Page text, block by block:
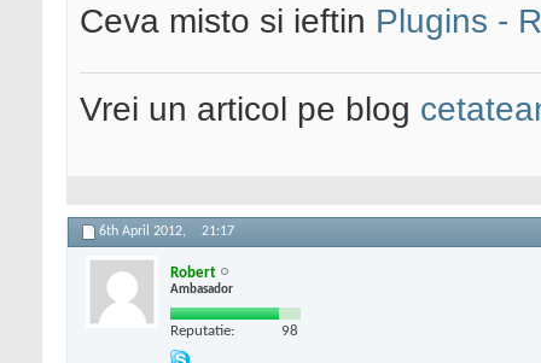
Ceva misto si ieftin Plugins -
Vrei un articol pe blog
6th April 2012, 21:17
Robert
Ambasador
Reputatie: 98